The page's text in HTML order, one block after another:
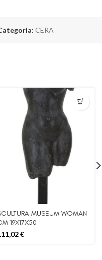
CERA
MUSEUM WOMAN
19X17X50
€